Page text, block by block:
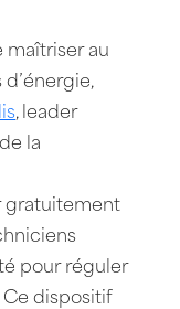
maîtriser au
, leader
la
gratuitement
pour réguler
dispositif